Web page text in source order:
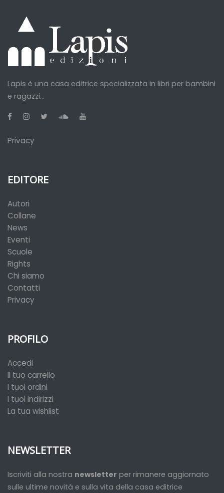
Lapis è una casa editrice specializzata in libri per bambini
e ragazzi...
Privacy
EDITORE
Autori
Collane
News
Eventi
Scuole
Rights
Chi siamo
Contatti
Privacy
PROFILO
Accedi
Il tuo carrello
I tuoi ordini
I tuoi indirizzi
La tua wishlist
NEWSLETTER
Iscriviti alla nostra newsletter per rimanere aggiornato
sulle ultime novità e sulla vita della casa editrice